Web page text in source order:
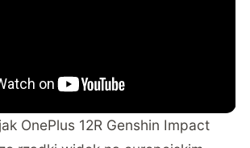
OnePlus 12R Genshin Impact